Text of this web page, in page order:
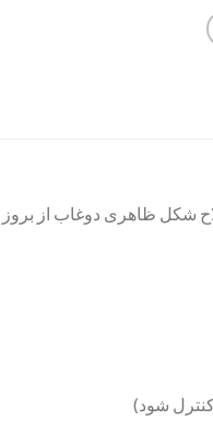
ظاهری دوغاب از بروز